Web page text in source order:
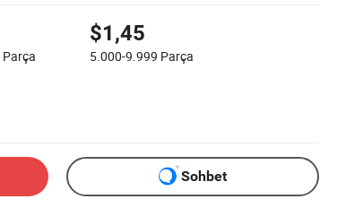
Parça
$1,45
5.000-9.999 Parça
Sohbet